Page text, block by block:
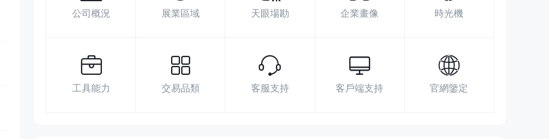
公司概況 展業區域 天眼場勘 企業畫像 時光機
工具能力 交易品類 客服支持 客戶端支持 官網鑒定